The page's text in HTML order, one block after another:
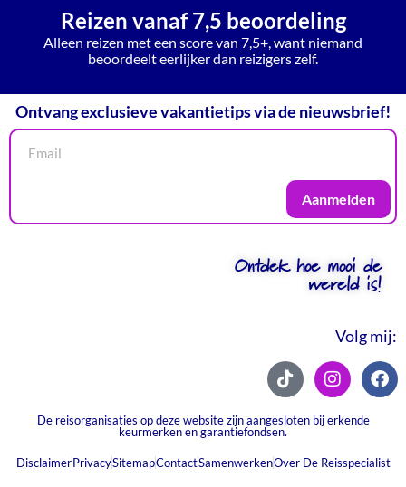
Reizen vanaf 7,5 beoordeling
Alleen reizen met een score van 7,5+, want niemand
beoordeelt eerlijker dan reizigers zelf.
Ontvang exclusieve vakantietips via de nieuwsbrief!
Aanmelden
Ontdek hoe mooi de
wereld is!
Volg mij:
De reisorganisaties op deze website zijn aangesloten bij erkende
keurmerken en garantiefondsen.
DisclaimerPrivacySitemapContactSamenwerkenOver De Reisspecialist